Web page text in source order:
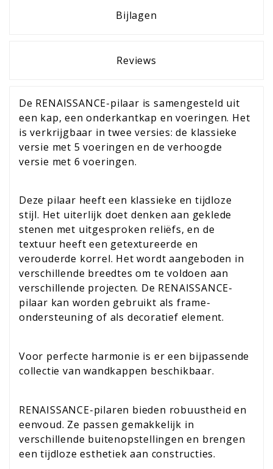
Bijlagen
Reviews
De RENAISSANCE-pilaar is samengesteld uit
een kap, een onderkantkap en voeringen. Het
is verkrijgbaar in twee versies: de klassieke
versie met 5 voeringen en de verhoogde
versie met 6 voeringen.
Deze pilaar heeft een klassieke en tijdloze
stijl. Het uiterlijk doet denken aan geklede
stenen met uitgesproken reliëfs, en de
textuur heeft een getextureerde en
verouderde korrel. Het wordt aangeboden in
verschillende breedtes om te voldoen aan
verschillende projecten. De RENAISSANCE-
pilaar kan worden gebruikt als frame-
ondersteuning of als decoratief element.
Voor perfecte harmonie is er een bijpassende
collectie van wandkappen beschikbaar.
RENAISSANCE-pilaren bieden robuustheid en
eenvoud. Ze passen gemakkelijk in
verschillende buitenopstellingen en brengen
een tijdloze esthetiek aan constructies.